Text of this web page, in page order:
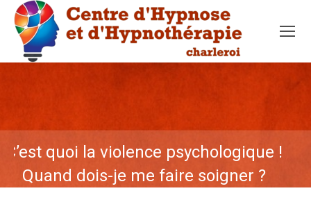
C’est quoi la violence psychologique !
Quand dois-je me faire soigner ?